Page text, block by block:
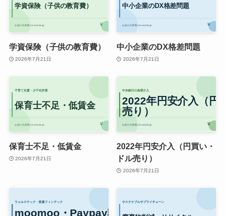
学資保険（子供の教育費）
2026年7月21日
中小企業のDX格差問題
2026年7月21日
保育士不足・低賃金
2026年7月21日
2022年円安介入（円買い・
ドル売り）
2026年7月21日